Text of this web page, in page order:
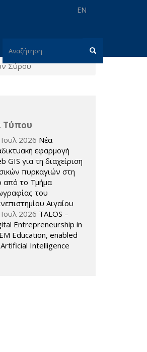
EN
Φόρμα
αναζήτησης
Αναζήτηση
Σύρου
Τύπου
2026 Νέα
εφαρμογή
GIS για τη διαχείριση
πυρκαγιών στη
από το Τμήμα
του
Αιγαίου
2026 TALOS –
Entrepreneurship in
Education, enabled
Intelligence